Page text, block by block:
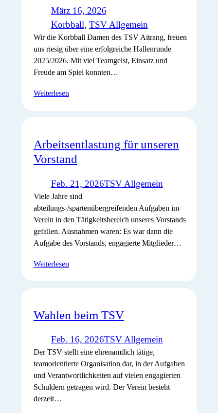
März 16, 2026
Korbball, TSV Allgemein
Wir die Korbball Damen des TSV Aitrang, freuen
uns riesig über eine erfolgreiche Hallenrunde
2025/2026. Mit viel Teamgeist, Einsatz und
Freude am Spiel konnten…
Weiterlesen
Arbeitsentlastung für unseren
Vorstand
Feb. 21, 2026TSV Allgemein
Viele Jahre sind
abteilungs-/spartenübergreifenden Aufgaben im
Verein in den Tätigkeitsbereich unseres Vorstands
gefallen. Ausnahmen waren: Es war dann die
Aufgabe des Vorstands, engagierte Mitglieder…
Weiterlesen
Wahlen beim TSV
Feb. 16, 2026TSV Allgemein
Der TSV stellt eine ehrenamtlich tätige,
teamorientierte Organisation dar, in der Aufgaben
und Verantwortlichkeiten auf vielen engagierten
Schuldern getragen wird. Der Verein besteht
derzeit…